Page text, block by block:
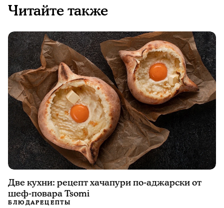
Читайте также
Две кухни: рецепт хачапури по-аджарски от
шеф-повара Tsomi
БЛЮДАРЕЦЕПТЫ